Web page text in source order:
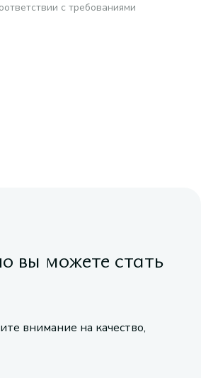
с требованиями
вы можете стать
внимание на качество,